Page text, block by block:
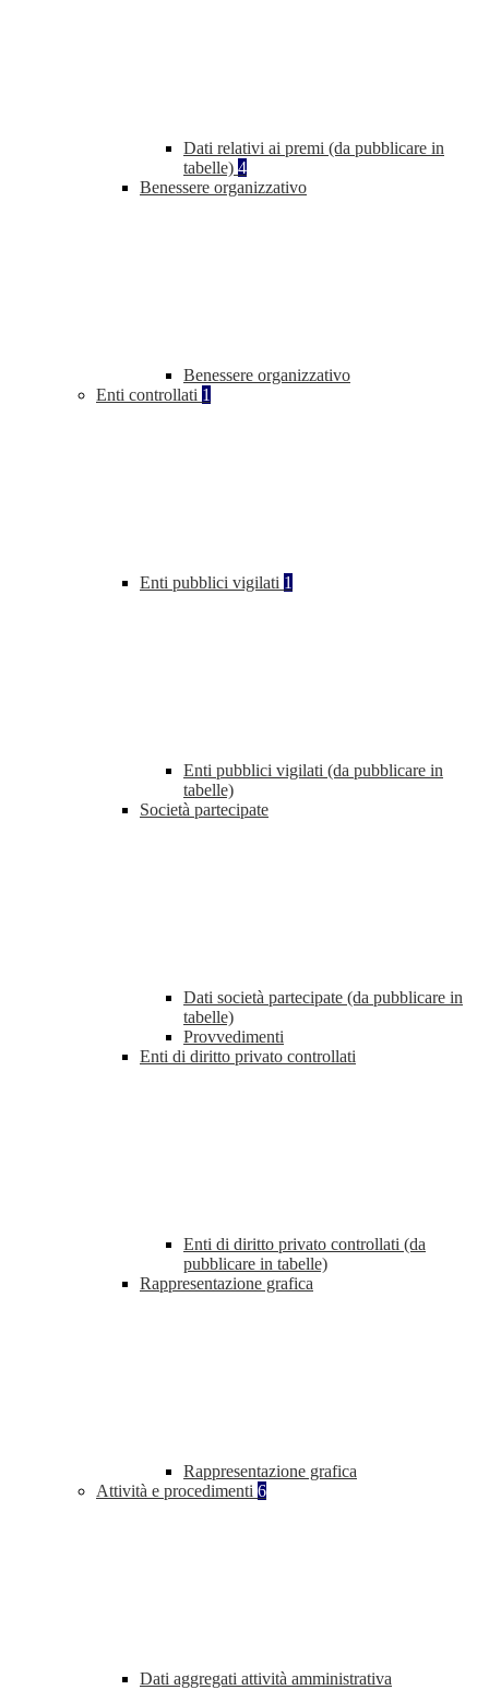
Dati relativi ai premi (da pubblicare in
tabelle) 4
Benessere organizzativo
Benessere organizzativo
Enti controllati 1
Enti pubblici vigilati 1
Enti pubblici vigilati (da pubblicare in
tabelle)
Società partecipate
Dati società partecipate (da pubblicare in
tabelle)
Provvedimenti
Enti di diritto privato controllati
Enti di diritto privato controllati (da
pubblicare in tabelle)
Rappresentazione grafica
Rappresentazione grafica
Attività e procedimenti 6
Dati aggregati attività amministrativa